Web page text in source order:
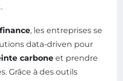
finance, les entreprises se
data-driven pour
carbone et prendre
Grâce à des outils